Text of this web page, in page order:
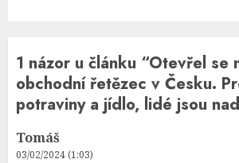
1 názor u článku “Otevřel se
obchodní řetězec v Česku.
potraviny a jídlo, lidé jsou
Tomáš
03/02/2024 (1:03)